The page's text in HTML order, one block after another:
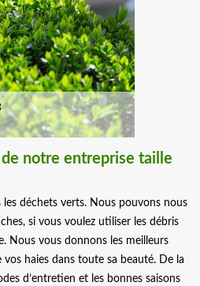
notre entreprise taille
les déchets verts. Nous pouvons nous
si vous voulez utiliser les débris
Nous vous donnons les meilleurs
haies dans toute sa beauté. De la
d’entretien et les bonnes saisons